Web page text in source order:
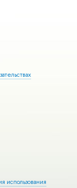
использования